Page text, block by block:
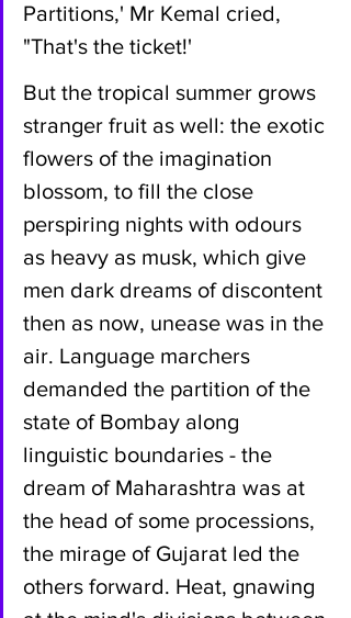
Partitions,' Mr Kemal cried,
"That's the ticket!'
But the tropical summer grows
stranger fruit as well: the exotic
flowers of the imagination
blossom, to fill the close
perspiring nights with odours
as heavy as musk, which give
men dark dreams of discontent
then as now, unease was in the
air. Language marchers
demanded the partition of the
state of Bombay along
linguistic boundaries - the
dream of Maharashtra was at
the head of some processions,
the mirage of Gujarat led the
others forward. Heat, gnawing